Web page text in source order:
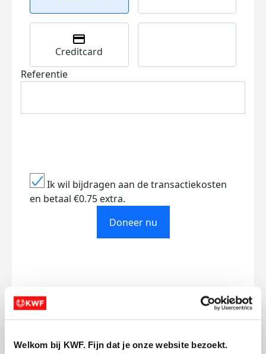
Welkom bij KWF. Fijn dat je onze website bezoekt.
Creditcard
Referentie
Ik wil bijdragen aan de transactiekosten
en betaal €0.75 extra.
Doneer nu
Opgehaald
€1.085
Streefbedrag
€1.500
Doneer